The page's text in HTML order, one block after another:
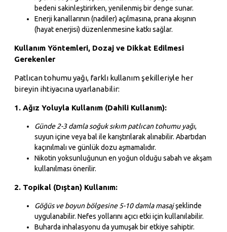
bedeni sakinleştirirken, yenilenmiş bir denge sunar.
Enerji kanallarının (nadiler) açılmasına, prana akışının
(hayat enerjisi) düzenlenmesine katkı sağlar.
Kullanım Yöntemleri, Dozaj ve Dikkat Edilmesi
Gerekenler
Patlıcan tohumu yağı, farklı kullanım şekilleriyle her
bireyin ihtiyacına uyarlanabilir:
1. Ağız Yoluyla Kullanım (Dahili Kullanım):
Günde 2-3 damla soğuk sıkım patlıcan tohumu yağı,
suyun içine veya bal ile karıştırılarak alınabilir. Abartıdan
kaçınılmalı ve günlük dozu aşmamalıdır.
Nikotin yoksunluğunun en yoğun olduğu sabah ve akşam
kullanılması önerilir.
2. Topikal (Dıştan) Kullanım:
Göğüs ve boyun bölgesine 5-10 damla masajşeklinde
uygulanabilir. Nefes yollarını açıcı etki için kullanılabilir.
Buharda inhalasyonu da yumuşak bir etkiye sahiptir.